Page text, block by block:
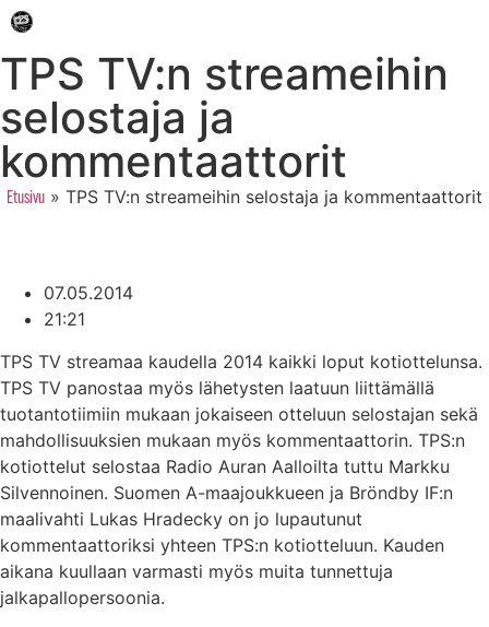
TPS TV:n streameihin
selostaja ja
kommentaattorit
Etusivu » TPS TV:n streameihin selostaja ja kommentaattorit
07.05.2014
21:21
TPS TV streamaa kaudella 2014 kaikki loput kotiottelunsa.
TPS TV panostaa myös lähetysten laatuun liittämällä
tuotantotiimiin mukaan jokaiseen otteluun selostajan sekä
mahdollisuuksien mukaan myös kommentaattorin. TPS:n
kotiottelut selostaa Radio Auran Aalloilta tuttu Markku
Silvennoinen. Suomen A-maajoukkueen ja Bröndby IF:n
maalivahti Lukas Hradecky on jo lupautunut
kommentaattoriksi yhteen TPS:n kotiotteluun. Kauden
aikana kuullaan varmasti myös muita tunnettuja
jalkapallopersoonia.